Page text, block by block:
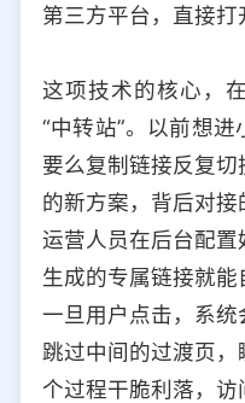
第三方平台，直接打
这项技术的核心，
“中转站”。以前想进
要么复制链接反复
的新方案，背后对接
运营人员在后台配置
生成的专属链接就能
一旦用户点击，系统
跳过中间的过渡页
个过程干脆利落，访